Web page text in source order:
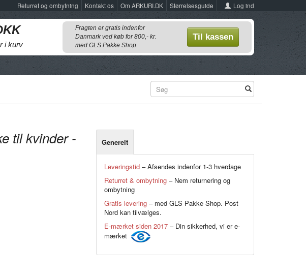
Log ind
Størrelsesguide
Om ARKURI.DK
Kontakt os
Returret og ombytning
i kurv
Fragten er gratis indenfor
Danmark ved køb for 800,- kr.
med GLS Pakke Shop.
Til kassen
til kvinder -
Generelt
Leveringstid– Afsendes indenfor 1-3 hverdage
Returret & ombytning– Nem returnering og
ombytning
Gratis levering– med GLS Pakke Shop. Post
Nord kan tilvælges.
E-mærket siden 2017– Din sikkerhed, vi er e-
mærket